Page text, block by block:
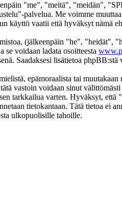
"me", "meitä", "meidän",
palvelua. Me voimme
käyttö vaatii että hyväksyt nämä
(jälkeenpäin "he",
voidaan ladata osoitteesta
Saadaksesi lisätietoa phpBB:stä
epämoraalista tai
vastoin voidaan sinut
tarkkailua varten. Hyväksyt,
tietokantaan. Tätä tietoa ei
ulkopuolisille tahoille.